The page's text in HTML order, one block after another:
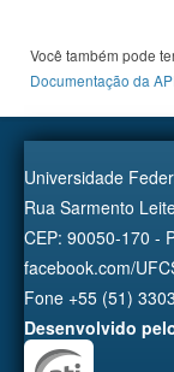
Você também pode
Documentação da
Universidade
Rua Sarmento
CEP: 90050-170 -
facebook.com/
Fone +55 (51)
Desenvolvido